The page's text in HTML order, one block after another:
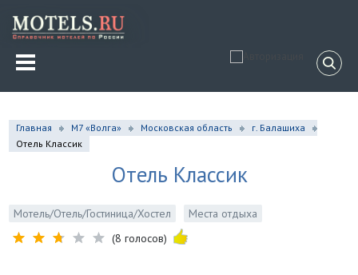
Главная М7 «Волга» Московская область
г. Балашиха
Отель Классик
Отель Классик
Мотель/Отель/Гостиница/Хостел
Места отдыха
(8 голосов)